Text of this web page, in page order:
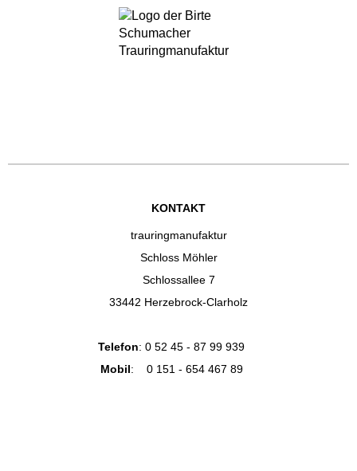
KONTAKT
trauringmanufaktur
Schloss Möhler
Schlossallee 7
33442 Herzebrock-Clarholz
Telefon: 0 52 45 - 87 99 939
Mobil: 0 151 - 654 467 89